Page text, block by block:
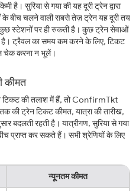
है। सुरिया से गया की यह दूरी ट्रेन द्वारा
के बीच चलने वाली सबसे तेज़ ट्रेन यह दूरी तय
स्टेशनों पर ही रुकती है। कुछ ट्रेन सेवाओं
ट्रैवल का समय कम करने के लिए, टिकट
चेक करना न भूलें।
कीमत
टिकट की तलाश में हैं, तो ConfirmTkt
की ट्रेन टिकट कीमत, यात्रा की तारीख,
बदलती रहती है। यात्रीगण, सुरिया से गया
प्राप्त कर सकते हैं। सभी श्रेणियों के लिए
न्यूनतम कीमत